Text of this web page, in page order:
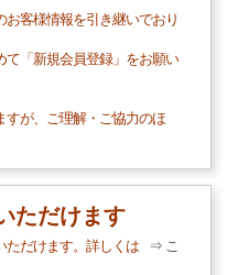
客様情報を引き継いでおり
て「新規会員登録」をお願い
すが、ご理解・ご協力のほ
ただけます
ただけます。詳しくは
⇒ こ